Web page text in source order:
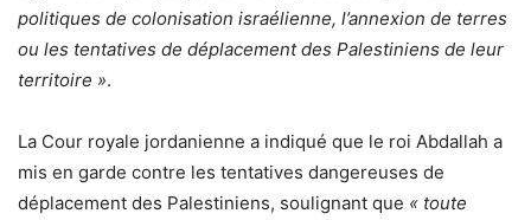
politiques de colonisation israélienne, l’annexion de terres
ou les tentatives de déplacement des Palestiniens de leur
territoire ».
La Cour royale jordanienne a indiqué que le roi Abdallah a
mis en garde contre les tentatives dangereuses de
déplacement des Palestiniens, soulignant que « toute